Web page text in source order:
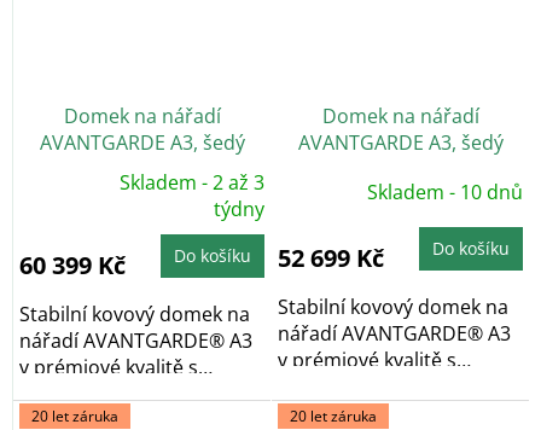
Domek na nářadí
AVANTGARDE A3, šedý
křemen, dvoukřídlé dveře
Průměrné
5,0
z
5
Skladem - 2 až 3
týdny
60 399 Kč Do košíku
Stabilní kovový domek na
nářadí AVANTGARDE® A3
v prémiové kvalitě s
pultovou...
Domek na nářadí
AVANTGARDE A3, šedý
Skladem - 10 dnů
52 699 Kč Do košíku
Stabilní kovový domek na
nářadí AVANTGARDE® A3
v prémiové kvalitě s
20 let záruka 20 let záruka